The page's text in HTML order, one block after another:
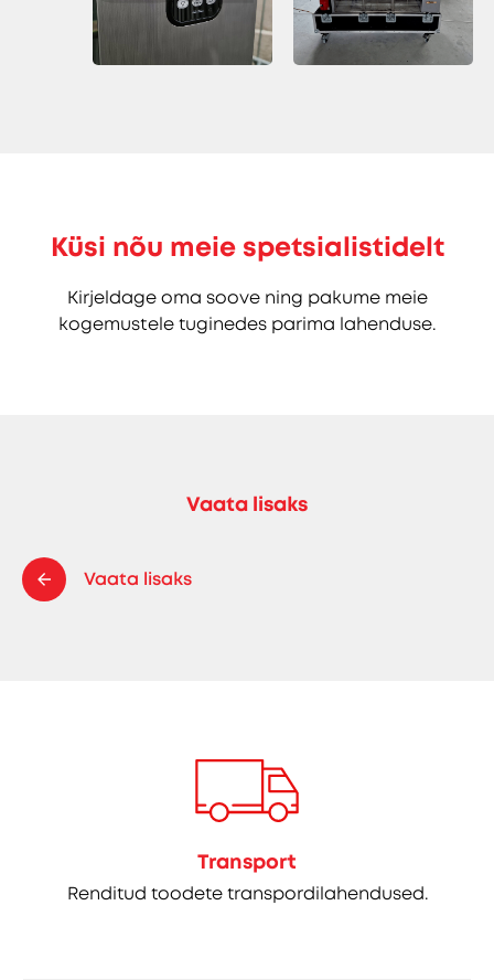
Küsi nõu meie spetsialistidelt
Kirjeldage oma soove ning pakume meie
kogemustele tuginedes parima lahenduse.
Vaata lisaks
Vaata lisaks
Transport
Renditud toodete transpordilahendused.